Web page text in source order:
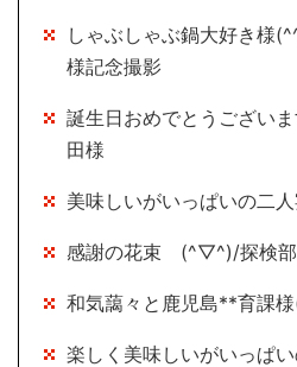
しゃぶしゃぶ鍋大好き様
様記念撮影
誕生日おめでとうござい
田様
美味しいがいっぱいの二
感謝の花束 (^▽^)/探検
和気藹々と鹿児島**育課
楽しく美味しいがいっぱ